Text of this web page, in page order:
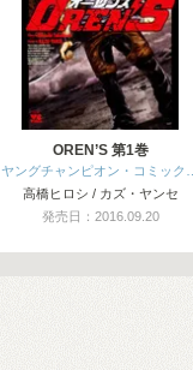
OREN’S 第1巻
ヤングチャンピオン・コミック…
高橋ヒロシ / カズ・ヤンセ
発売日：2016.09.20